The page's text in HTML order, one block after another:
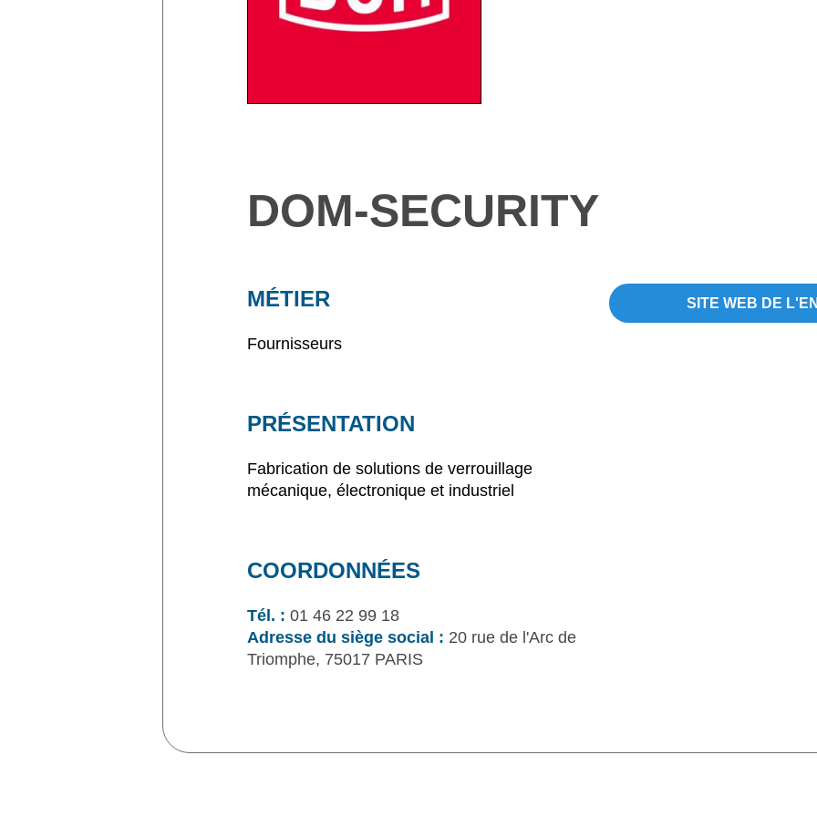
DOM-SECURITY
MÉTIER
Fournisseurs
PRÉSENTATION
Fabrication de solutions de verrouillage
mécanique, électronique et industriel
COORDONNÉES
Tél. : 01 46 22 99 18
Adresse du siège social : 20 rue de l'Arc de
Triomphe, 75017 PARIS
SITE WEB DE